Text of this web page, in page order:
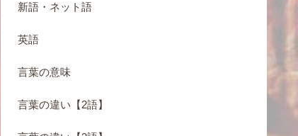
新語・ネット語
英語
言葉の意味
言葉の違い【2語】